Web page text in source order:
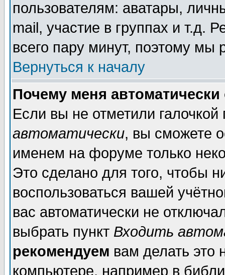
пользователям: аватары,
mail, участие в группах и т.д.
всего пару минут, поэтому мы
Вернуться к началу
Почему меня автоматически
Если вы не отметили галочкой
автоматически, вы сможете
именем на форуме только
Это сделано для того, чтобы
воспользоваться вашей
вас автоматически не
выбрать пункт Входить
рекомендуем вам делать это
компьютере, например в